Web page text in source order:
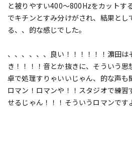
と被りやすい400～800Hzをカットす
でキチンとすみ分けがされ、結果とし
る、、的な感じでした。
、、、、、、良い！！！！！！濵田は
き！！！！音とか抜きに、そういう
卓で処理すりゃいいじゃん、的な声も
ロマン！ロマンや！！スタジオで練
せるじゃん！！！そういうロマンです